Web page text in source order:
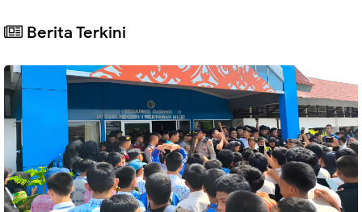
Berita Terkini